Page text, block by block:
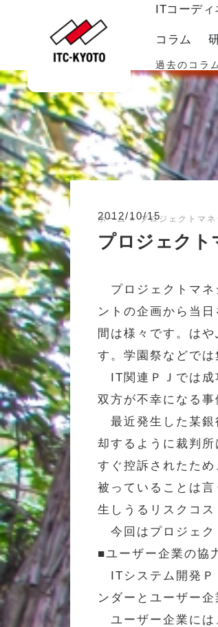
ITコーデ
コラム
過去のコラ
ホーム»プロジェクトマ
2012/10/15
プロジェクト
プロジェクトマネ
ントの企画から当
間は様々です。は
す。学園祭などで
IT関連ＰＪでは成
双方が不幸になる
最近発生した某銀
却するように裁判所
すぐ控訴されたた
被っていることは
生しうるリスクコス
今回はプロジェク
■ユーザー企業の協
ITシステム開発Ｐ
ンダーとユーザー
ユーザー企業には